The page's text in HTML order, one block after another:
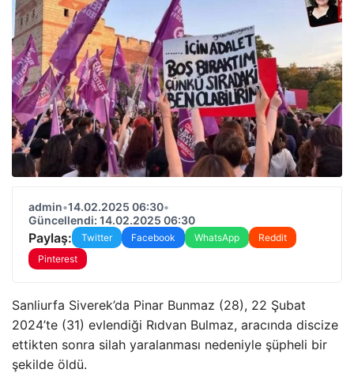
admin•14.02.2025 06:30•
Güncellendi: 14.02.2025 06:30
Paylaş: Twitter Facebook WhatsApp
Reddit
Pinterest
Sanliurfa Siverek’da Pinar Bunmaz (28), 22 Şubat
2024’te (31) evlendiği Rıdvan Bulmaz, aracında discize
ettikten sonra silah yaralanması nedeniyle şüpheli bir
şekilde öldü.